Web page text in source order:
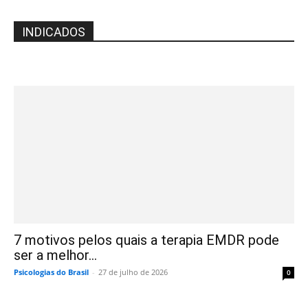
INDICADOS
7 motivos pelos quais a terapia EMDR pode
ser a melhor...
Psicologias do Brasil - 27 de julho de 2026 0